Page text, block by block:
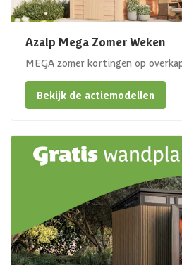
Azalp Mega Zomer Weken
MEGA zomer kortingen op
Bekijk de actiemodellen